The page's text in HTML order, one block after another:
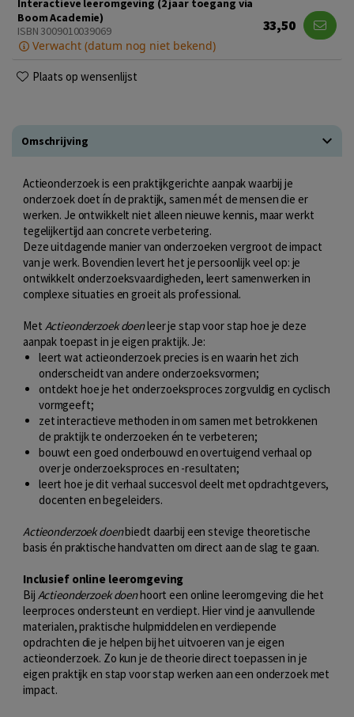
Interactieve leeromgeving (2 jaar toegang via
Boom Academie)
ISBN 3009010039069
Verwacht (datum nog niet bekend)
33,50
Plaats op wensenlijst
Omschrijving
Actieonderzoek is een praktijkgerichte aanpak waarbij je
onderzoek doet ín de praktijk, samen mét de mensen die er
werken. Je ontwikkelt niet alleen nieuwe kennis, maar werkt
tegelijkertijd aan concrete verbetering.
Deze uitdagende manier van onderzoeken vergroot de impact
van je werk. Bovendien levert het je persoonlijk veel op: je
ontwikkelt onderzoeksvaardigheden, leert samenwerken in
complexe situaties en groeit als professional.
Met Actieonderzoek doenleer je stap voor stap hoe je deze
aanpak toepast in je eigen praktijk. Je:
leert wat actieonderzoek precies is en waarin het zich
onderscheidt van andere onderzoeksvormen;
ontdekt hoe je het onderzoeksproces zorgvuldig en cyclisch
vormgeeft;
zet interactieve methoden in om samen met betrokkenen
de praktijk te onderzoeken én te verbeteren;
bouwt een goed onderbouwd en overtuigend verhaal op
over je onderzoeksproces en -resultaten;
leert hoe je dit verhaal succesvol deelt met opdrachtgevers,
docenten en begeleiders.
Actieonderzoek doenbiedt daarbij een stevige theoretische
basis én praktische handvatten om direct aan de slag te gaan.
Inclusief online leeromgeving
Bij Actieonderzoek doenhoort een online leeromgeving die het
leerproces ondersteunt en verdiept. Hier vind je aanvullende
materialen, praktische hulpmiddelen en verdiepende
opdrachten die je helpen bij het uitvoeren van je eigen
actieonderzoek. Zo kun je de theorie direct toepassen in je
eigen praktijk en stap voor stap werken aan een onderzoek met
impact.